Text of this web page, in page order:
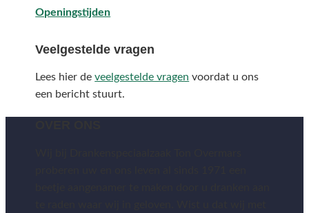
Openingstijden
Veelgestelde vragen
Lees hier deveelgestelde vragen voordat u ons
een bericht stuurt.